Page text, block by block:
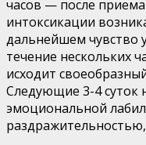
часов — после
интоксикации
дальнейшем чувство
течение нескольких
исходит
Следующие 3-4 суток
эмоциональной